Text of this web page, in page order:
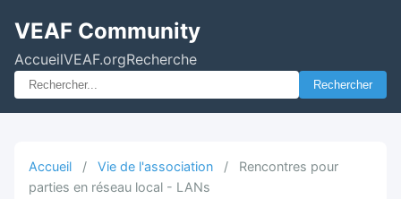
VEAF Community
AccueilVEAF.orgRecherche
Rechercher
Accueil / Vie de l'association /
Rencontres pour
parties en réseau local - LANs